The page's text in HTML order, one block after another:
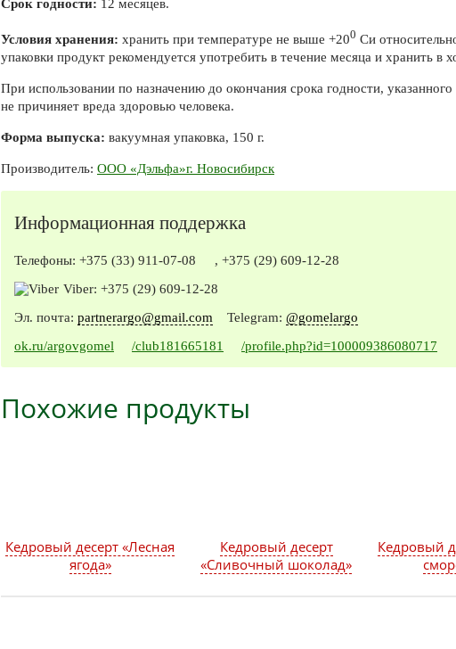
Срок годности: 12 месяцев.
Условия хранения: хранить при температуре не выше +200 Си
упаковки продукт рекомендуется употребить в течение месяца и хранить в
При использовании по назначению до окончания срока годности,
не причиняет вреда здоровью человека.
Форма выпуска: вакуумная упаковка, 150 г.
Производитель: ООО «Дэльфа»г. Новосибирск
Информационная поддержка
Телефоны: +375 (33) 911-07-08 , +375 (29) 609-12-28
Viber: +375 (29) 609-12-28
Эл. почта: partnerargo@gmail.com Telegram: @gomelargo
ok.ru/argovgomel
/club181665181 /profile.php?id=100009386080717
Похожие продукты
Кедровый десерт «Лесная
ягода»
Кедровый десерт
«Сливочный шоколад»
Кедровый